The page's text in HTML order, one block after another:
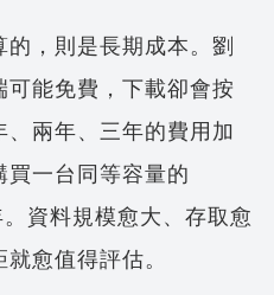
，則是長期成本。劉
能免費，下載卻會按
兩年、三年的費用加
一台同等容量的
資料規模愈大、存取愈
愈值得評估。